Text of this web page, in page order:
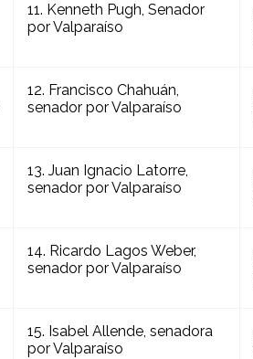
11. Kenneth Pugh, Senador
por Valparaíso
12. Francisco Chahuán,
senador por Valparaíso
13. Juan Ignacio Latorre,
senador por Valparaíso
14. Ricardo Lagos Weber,
senador por Valparaíso
15. Isabel Allende, senadora
por Valparaíso